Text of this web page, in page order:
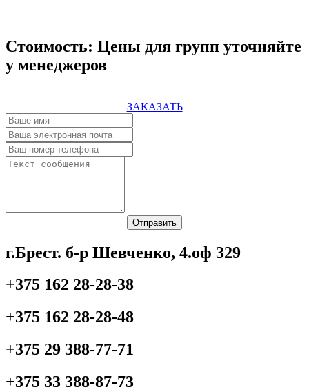
Стоимость: Цены для групп уточняйте
у менеджеров
ЗАКАЗАТЬ
Отправить
г.Брест. б-р Шевченко, 4.оф 329
+375 162 28-28-38
+375 162 28-28-48
+375 29 388-77-71
+375 33 388-87-73